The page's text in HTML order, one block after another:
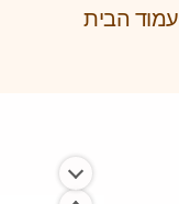
עמוד הבית